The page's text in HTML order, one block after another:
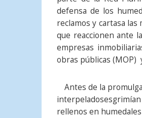
defensa de los
reclamos y cartasa
que reaccionen ante
empresas
obras públicas (MOP)
Antes de la
rellenos en